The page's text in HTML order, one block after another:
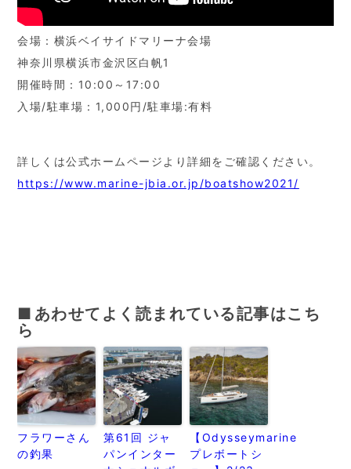
会場：横浜ベイサイドマリーナ会場
神奈川県横浜市金沢区白帆1
開催時間：10:00～17:00
入場/駐車場：1,000円/駐車場:有料
詳しくは公式ホームページより詳細をご確認ください。
https://www.marine-jbia.or.jp/boatshow2021/
あわせてよく読まれている記事はこち
ら
フラワーさん
の釣果
第61回 ジャ
パンインター
【Odysseymarine
プレボートシ